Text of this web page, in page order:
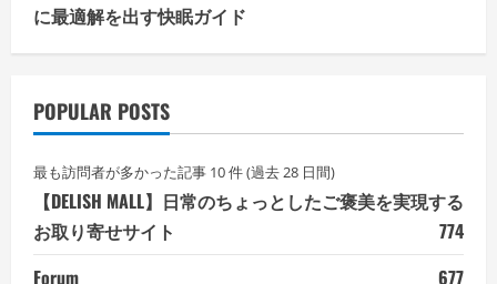
に最適解を出す快眠ガイド
POPULAR POSTS
最も訪問者が多かった記事 10 件 (過去 28 日間)
【DELISH MALL】日常のちょっとしたご褒美を実現する
お取り寄せサイト
774
Forum
677